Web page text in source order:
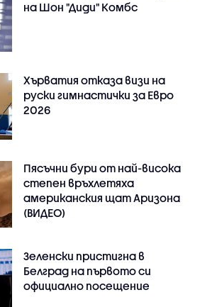
на Шон "Диди" Комбс
Хърватия отказа визи на
руски гимнастички за Евро
2026
Пясъчни бури от най-висока
степен връхлетяха
американския щат Аризона
(ВИДЕО)
Зеленски пристигна в
Белград на първото си
официално посещение